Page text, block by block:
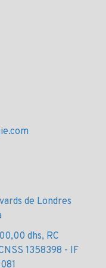
et le
technique
Maroc
du
1TB
de Londres
dhs, RC
1358398 - IF